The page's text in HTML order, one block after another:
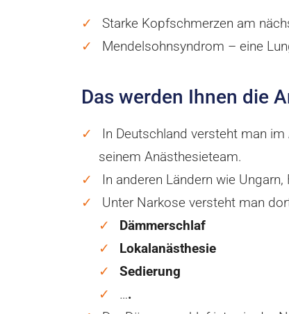
Starke Kopfschmerzen am
Mendelsohnsyndrom – eine
Das werden Ihnen die
In Deutschland versteht man
seinem Anästhesieteam.
In anderen Ländern wie
Unter Narkose versteht man
Dämmerschlaf
Lokalanästhesie
Sedierung
….